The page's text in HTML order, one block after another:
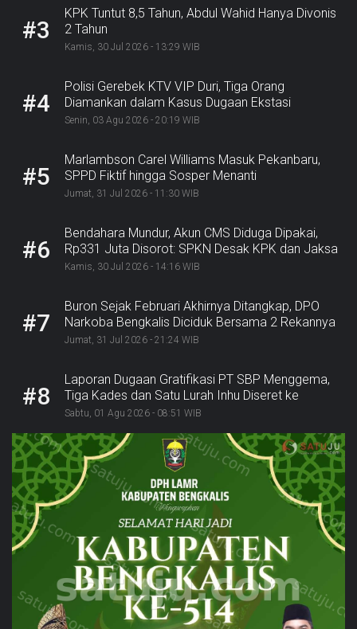
#3
KPK Tuntut 8,5 Tahun, Abdul Wahid Hanya Divonis
2 Tahun
Kamis, 30 Jul 2026 - 13:29 WIB
#4
Polisi Gerebek KTV VIP Duri, Tiga Orang
Diamankan dalam Kasus Dugaan Ekstasi
Senin, 03 Agu 2026 - 20:19 WIB
#5
Marlambson Carel Williams Masuk Pekanbaru,
SPPD Fiktif hingga Sosper Menanti
Jumat, 31 Jul 2026 - 11:30 WIB
#6
Bendahara Mundur, Akun CMS Diduga Dipakai,
Rp331 Juta Disorot: SPKN Desak KPK dan Jaksa
Bergerak
Kamis, 30 Jul 2026 - 14:16 WIB
#7
Buron Sejak Februari Akhirnya Ditangkap, DPO
Narkoba Bengkalis Diciduk Bersama 2 Rekannya
Jumat, 31 Jul 2026 - 21:24 WIB
#8
Laporan Dugaan Gratifikasi PT SBP Menggema,
Tiga Kades dan Satu Lurah Inhu Diseret ke
Kejaksaan
Sabtu, 01 Agu 2026 - 08:51 WIB